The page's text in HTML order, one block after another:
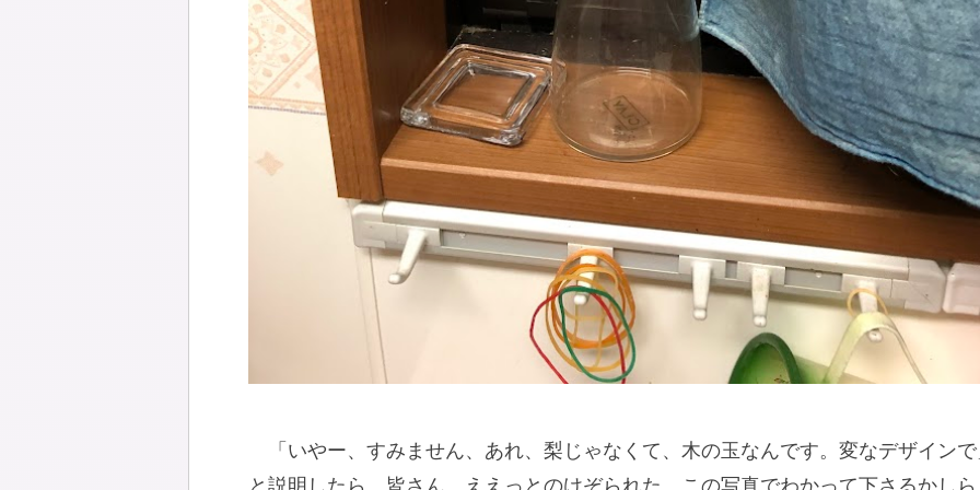
「いやー、すみません、あれ、梨じゃなくて、木の玉なんです。変なデザイン